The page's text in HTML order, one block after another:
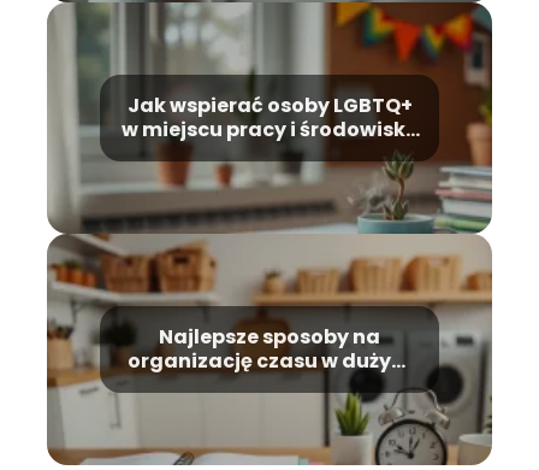
Jak wspierać osoby LGBTQ+
w miejscu pracy i środowisku
lokalnym
Najlepsze sposoby na
organizację czasu w dużym
gospodarstwie domowym